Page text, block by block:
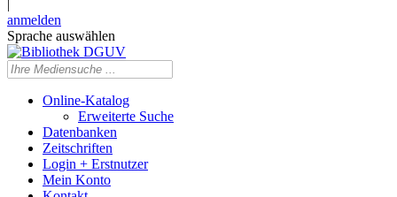
|
anmelden
Sprache auswählen
Online-Katalog
Erweiterte Suche
Datenbanken
Zeitschriften
Login + Erstnutzer
Mein Konto